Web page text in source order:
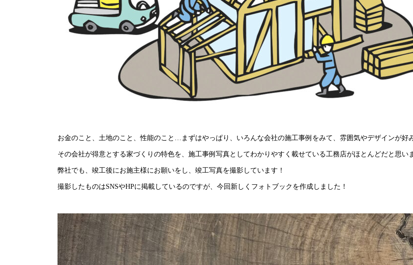
お金のこと、土地のこと、性能のこと…まずはやっぱり、いろんな会社の施工事例をみて、雰囲気やデザインが好
その会社が得意とする家づくりの特色を、施工事例写真としてわかりやすく載せている工務店がほとんどだと思い
弊社でも、竣工後にお施主様にお願いをし、竣工写真を撮影しています！
撮影したものはSNSやHPに掲載しているのですが、今回新しくフォトブックを作成しました！